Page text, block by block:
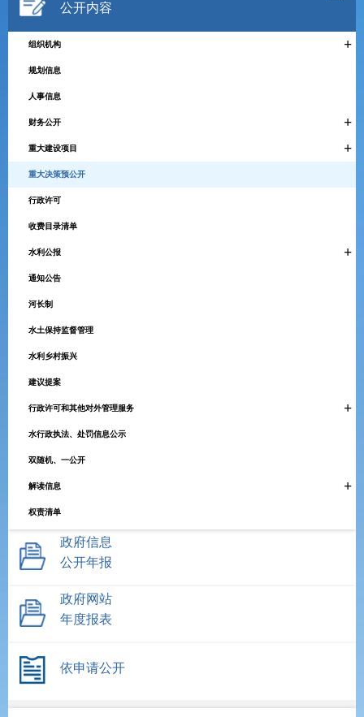
公开内容
组织机构 +
规划信息
人事信息
财务公开 +
重大建设项目 +
重大决策预公开
行政许可
收费目录清单
水利公报 +
通知公告
河长制
水土保持监督管理
水利乡村振兴
建议提案
行政许可和其他对外管理服务 +
水行政执法、处罚信息公示
双随机、一公开
解读信息 +
权责清单
政府信息
公开年报
政府网站
年度报表
依申请公开